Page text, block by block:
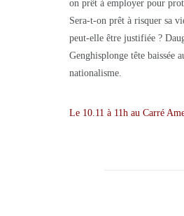
on prêt à employer pour
Sera-t-on prêt à risquer sa
peut-elle être justifiée ?
Genghisplonge tête baissée
nationalisme.
Le 10.11 à 11h au Carré